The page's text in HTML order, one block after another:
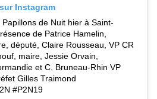
Instagram
de Nuit hier à Saint-
de Patrice Hamelin,
député, Claire Rousseau, VP CR
maire, Jessie Orvain,
et C. Bruneau-Rhin VP
Gilles Traimond
#P2N19